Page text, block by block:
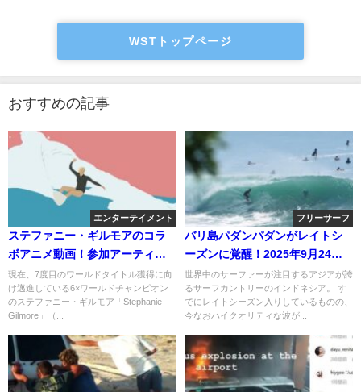
WSTトップページ
おすすめの記事
エンターテイメント
ステファニー・ギルモアのコラ
ボアニメ動画！参加アーティス
トは・・・
現在、7度目のワールドタイトル獲得に向
け邁進している6×ワールドチャンピオン
のステファニー・ギルモア「Stephanie
Gilmore」（...
フリーサーフ
バリ島パダンパダンがレイトシ
ーズンに覚醒！2025年9月24日
のフリーサーフ動画
世界中のサーファーが注目するアジアが誇
るサーフカントリーのインドネシア。 す
でにレイトシーズン入りしているものの、
今なおハイクオリティな波が...